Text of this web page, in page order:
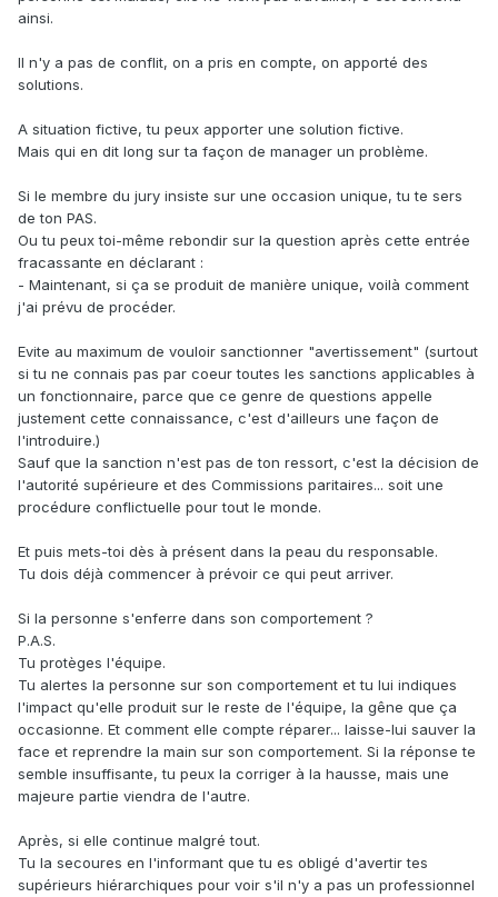
ainsi.
Il n'y a pas de conflit, on a pris en compte, on apporté des
solutions.
A situation fictive, tu peux apporter une solution fictive.
Mais qui en dit long sur ta façon de manager un problème.
Si le membre du jury insiste sur une occasion unique, tu te sers
de ton PAS.
Ou tu peux toi-même rebondir sur la question après cette entrée
fracassante en déclarant :
- Maintenant, si ça se produit de manière unique, voilà comment
j'ai prévu de procéder.
Evite au maximum de vouloir sanctionner "avertissement" (surtout
si tu ne connais pas par coeur toutes les sanctions applicables à
un fonctionnaire, parce que ce genre de questions appelle
justement cette connaissance, c'est d'ailleurs une façon de
l'introduire.)
Sauf que la sanction n'est pas de ton ressort, c'est la décision de
l'autorité supérieure et des Commissions paritaires... soit une
procédure conflictuelle pour tout le monde.
Et puis mets-toi dès à présent dans la peau du responsable.
Tu dois déjà commencer à prévoir ce qui peut arriver.
Si la personne s'enferre dans son comportement ?
P.A.S.
Tu protèges l'équipe.
Tu alertes la personne sur son comportement et tu lui indiques
l'impact qu'elle produit sur le reste de l'équipe, la gêne que ça
occasionne. Et comment elle compte réparer... laisse-lui sauver la
face et reprendre la main sur son comportement. Si la réponse te
semble insuffisante, tu peux la corriger à la hausse, mais une
majeure partie viendra de l'autre.
Après, si elle continue malgré tout.
Tu la secoures en l'informant que tu es obligé d'avertir tes
supérieurs hiérarchiques pour voir s'il n'y a pas un professionnel